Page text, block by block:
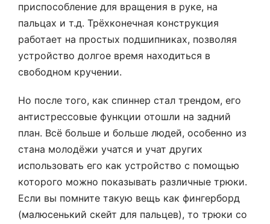
приспособление для вращения в руке, на
пальцах и т.д. Трёхконечная конструкция
работает на простых подшипниках, позволяя
устройство долгое время находиться в
свободном кручении.
Но после того, как спиннер стал трендом, его
антистрессовые функции отошли на задний
план. Всё больше и больше людей, особенно из
стана молодёжи учатся и учат других
использовать его как устройство с помощью
которого можно показывать различные трюки.
Если вы помните такую вещь как фингерборд
(малюсенький скейт для пальцев), то трюки со